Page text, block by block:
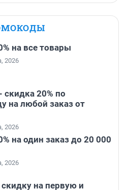
на все товары
2026
скидка 20% по
на любой заказ от
2026
на один заказ до 20 000
2026
на первую и